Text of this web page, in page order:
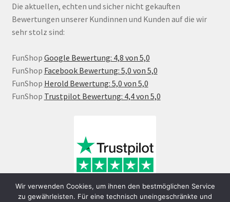
Die aktuellen, echten und sicher nicht gekauften
Bewertungen unserer Kundinnen und Kunden auf die wir
sehr stolz sind:
FunShop Google Bewertung: 4,8 von 5,0
FunShop Facebook Bewertung: 5,0 von 5,0
FunShop Herold Bewertung: 5,0 von 5,0
FunShop Trustpilot Bewertung: 4,4 von 5,0
Wir verwenden Cookies, um ihnen den bestmöglichen Service
zu gewährleisten. Für eine technisch uneingeschränkte und